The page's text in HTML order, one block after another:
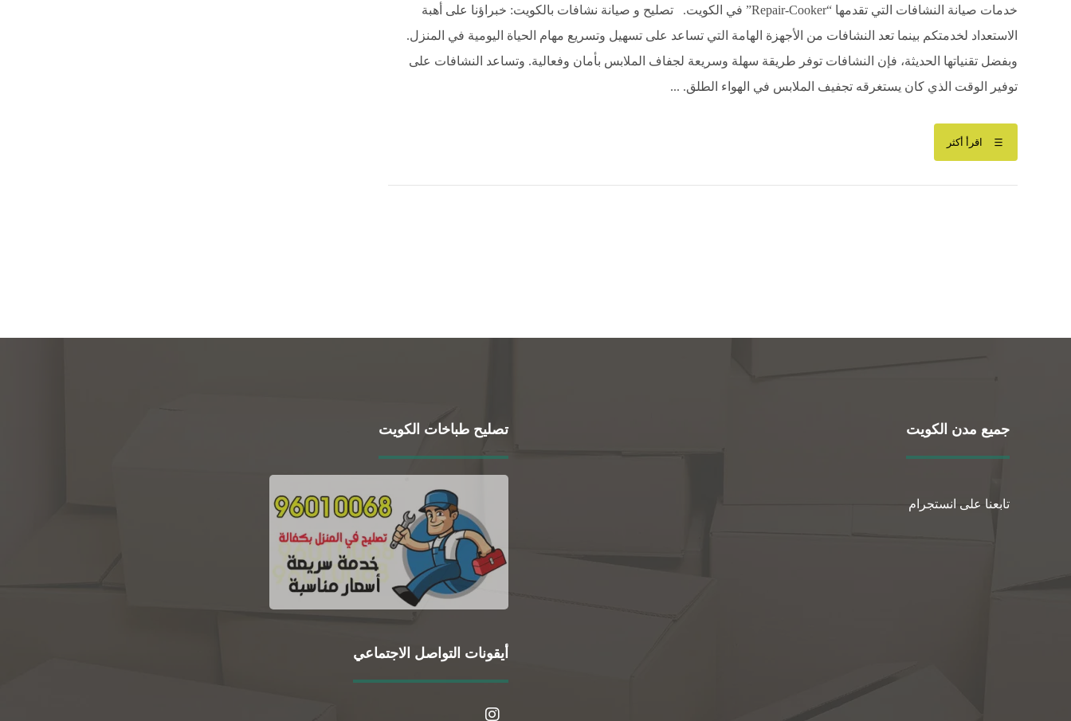
خدمات صيانة النشافات التي تقدمها “Repair-Cooker” في الكويت. تصليح و صيانة نشافات بالكويت: خبراؤنا على أهبة
الاستعداد لخدمتكم بينما تعد النشافات من الأجهزة الهامة التي تساعد على تسهيل وتسريع مهام الحياة اليومية في المنزل.
وبفضل تقنياتها الحديثة، فإن النشافات توفر طريقة سهلة وسريعة لجفاف الملابس بأمان وفعالية. وتساعد النشافات على
توفير الوقت الذي كان يستغرقه تجفيف الملابس في الهواء الطلق. ...
اقرأ أكثر
جميع مدن الكويت
تابعنا على انستجرام
تصليح طباخات الكويت
أيقونات التواصل الاجتماعي